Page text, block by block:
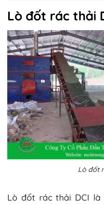
Lò đốt rác thải
Lò đốt
Lò đốt rác thải DCI